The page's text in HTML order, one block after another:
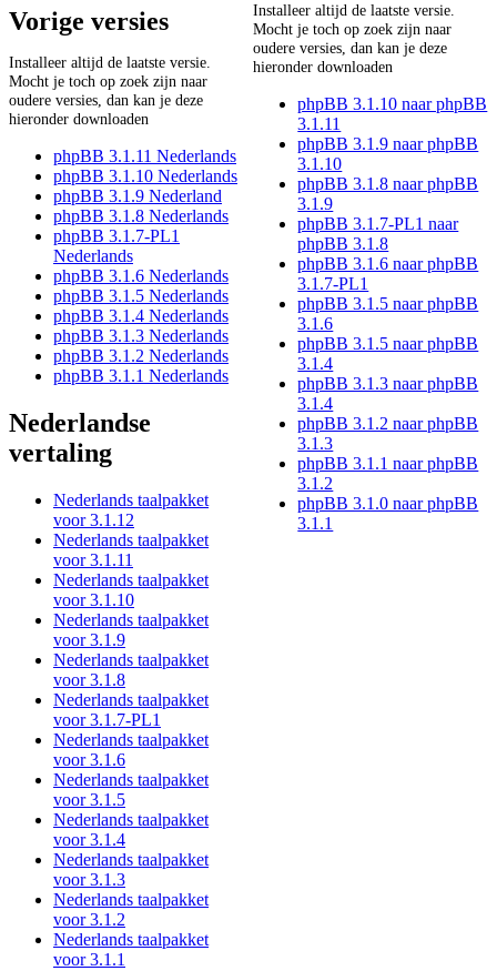
Vorige versies
Installeer altijd de laatste versie.
Mocht je toch op zoek zijn naar
oudere versies, dan kan je deze
hieronder downloaden
phpBB 3.1.11 Nederlands
phpBB 3.1.10 Nederlands
phpBB 3.1.9 Nederland
phpBB 3.1.8 Nederlands
phpBB 3.1.7-PL1
Nederlands
phpBB 3.1.6 Nederlands
phpBB 3.1.5 Nederlands
phpBB 3.1.4 Nederlands
phpBB 3.1.3 Nederlands
phpBB 3.1.2 Nederlands
phpBB 3.1.1 Nederlands
Nederlandse
vertaling
Nederlands taalpakket
voor 3.1.12
Nederlands taalpakket
voor 3.1.11
Nederlands taalpakket
voor 3.1.10
Nederlands taalpakket
voor 3.1.9
Nederlands taalpakket
voor 3.1.8
Nederlands taalpakket
voor 3.1.7-PL1
Nederlands taalpakket
voor 3.1.6
Nederlands taalpakket
voor 3.1.5
Nederlands taalpakket
voor 3.1.4
Nederlands taalpakket
voor 3.1.3
Nederlands taalpakket
voor 3.1.2
Nederlands taalpakket
voor 3.1.1
Installeer altijd de laatste versie.
Mocht je toch op zoek zijn naar
oudere versies, dan kan je deze
hieronder downloaden
phpBB 3.1.10 naar phpBB
3.1.11
phpBB 3.1.9 naar phpBB
3.1.10
phpBB 3.1.8 naar phpBB
3.1.9
phpBB 3.1.7-PL1 naar
phpBB 3.1.8
phpBB 3.1.6 naar phpBB
3.1.7-PL1
phpBB 3.1.5 naar phpBB
3.1.6
phpBB 3.1.5 naar phpBB
3.1.4
phpBB 3.1.3 naar phpBB
3.1.4
phpBB 3.1.2 naar phpBB
3.1.3
phpBB 3.1.1 naar phpBB
3.1.2
phpBB 3.1.0 naar phpBB
3.1.1